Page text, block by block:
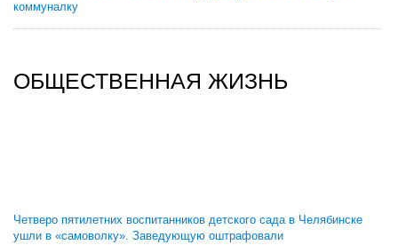
коммуналку
ОБЩЕСТВЕННАЯ ЖИЗНЬ
Четверо пятилетних воспитанников детского сада в Челябинске
ушли в «самоволку». Заведующую оштрафовали